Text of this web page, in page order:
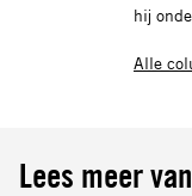
hij
Alle
Lees meer